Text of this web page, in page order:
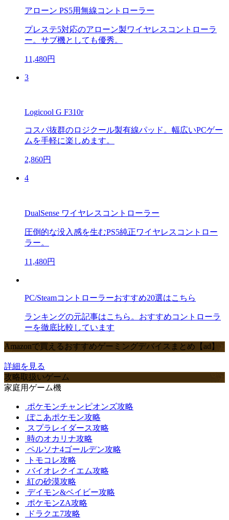
アローン PS5用無線コントローラー
プレステ5対応のアローン製ワイヤレスコントローラ
ー。サブ機としても優秀。
11,480円
3
Logicool G F310r
コスパ抜群のロジクール製有線パッド。幅広いPCゲー
ムを手軽に楽しめます。
2,860円
4
DualSense ワイヤレスコントローラー
圧倒的な没入感を生むPS5純正ワイヤレスコントロー
ラー。
11,480円
PC/Steamコントローラーおすすめ20選はこちら
ランキングの元記事はこちら。おすすめコントローラ
ーを徹底比較しています
Amazonで買えるおすすめゲーミングデバイスまとめ【ad】
詳細を見る
攻略取扱いゲーム
家庭用ゲーム機
ポケモンチャンピオンズ攻略
ぽこあポケモン攻略
スプラレイダース攻略
時のオカリナ攻略
ペルソナ4ゴールデン攻略
トモコレ攻略
バイオレクイエム攻略
紅の砂漠攻略
デイモン&ベイビー攻略
ポケモンZA攻略
ドラクエ7攻略